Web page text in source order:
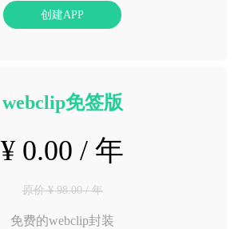
创建APP
webclip免签版
¥ 0.00 / 年
原价 ¥ 98.00 / 年
免费的webclip封装